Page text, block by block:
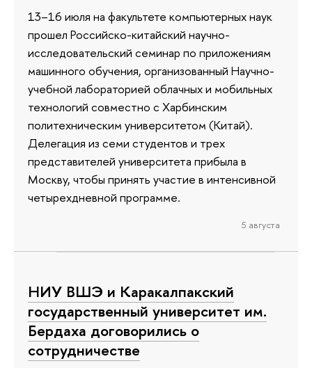
13–16 июля на факультете компьютерных наук
прошел Российско-китайский научно-
исследовательский семинар по приложениям
машинного обучения, организованный Научно-
учебной лабораторией облачных и мобильных
технологий совместно с Харбинским
политехническим университетом (Китай).
Делегация из семи студентов и трех
представителей университета прибыла в
Москву, чтобы принять участие в интенсивной
четырехдневной программе.
5 августа
НИУ ВШЭ и Каракалпакский
государственный университет им.
Бердаха договорились о
сотрудничестве